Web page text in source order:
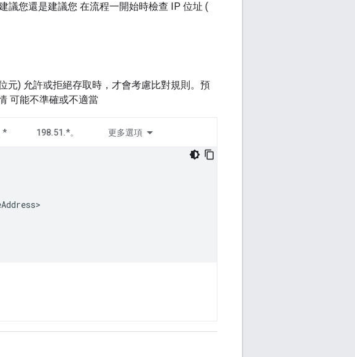
議您還是建議您 在流程一開始時檢查 IP 位址 (
元) 允許或拒絕存取時，才會考慮比對規則。預
可能不準確或不適當
* 198.51.*。 更多選項